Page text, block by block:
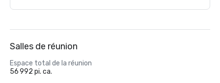
Salles de réunion
Espace total de la réunion
56 992 pi. ca.